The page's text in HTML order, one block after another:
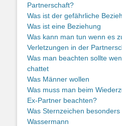
Partnerschaft?
Was ist der gefährliche
Was ist eine Beziehung
Was kann man tun wenn es
Verletzungen in der
Was man beachten sollte
chattet
Was Männer wollen
Was muss man beim
Ex-Partner beachten?
Was Sternzeichen
Wassermann